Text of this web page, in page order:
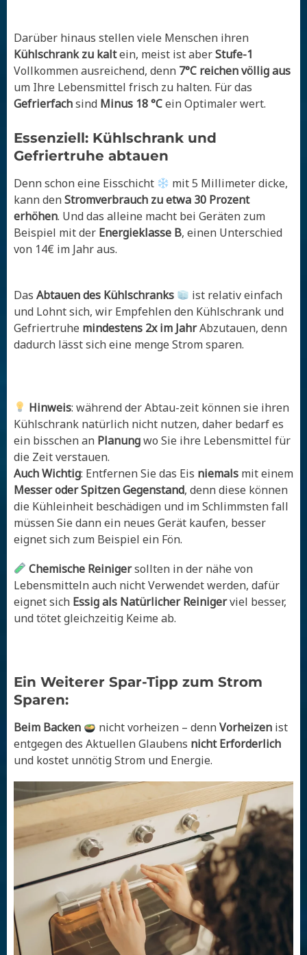
Darüber hinaus stellen viele Menschen ihren
Kühlschrank zu kaltein, meist ist aberStufe-1
Vollkommen ausreichend, denn 7°C reichen völlig aus
um Ihre Lebensmittel frisch zu halten. Für das
Gefrierfachsind Minus 18 °Cein Optimaler wert.
Essenziell: Kühlschrank und
Gefriertruhe abtauen
Denn schon eine Eisschicht
mit 5 Millimeter dicke,
kann denStromverbrauch zu etwa 30 Prozent
erhöhen. Und das alleine macht bei Geräten zum
Beispiel mit der Energieklasse B, einen Unterschied
von 14€ im Jahr aus.
Das Abtauendes Kühlschranks
ist relativ einfach
und Lohnt sich, wir Empfehlen den Kühlschrank und
Gefriertruhe mindestens 2x im JahrAbzutauen, denn
dadurch lässt sich eine menge Strom sparen.
Hinweis: während der Abtau-zeit können sie ihren
Kühlschrank natürlich nicht nutzen, daher bedarf es
ein bisschen an Planungwo Sie ihre Lebensmittel für
die Zeit verstauen.
Auch Wichtig: Entfernen Sie das Eis niemals mit einem
Messer oder Spitzen Gegenstand, denn diese können
die Kühleinheit beschädigen und im Schlimmsten fall
müssen Sie dann ein neues Gerät kaufen, besser
eignet sich zum Beispiel ein Fön.
Chemische Reinigersollten in der nähe von
Lebensmitteln auch nicht Verwendet werden, dafür
eignet sich Essig als Natürlicher Reinigerviel besser,
und tötet gleichzeitig Keime ab.
Ein Weiterer Spar-Tipp zum Strom
Sparen:
Beim Backen nicht vorheizen – dennVorheizen ist
entgegen des Aktuellen Glaubens nicht Erforderlich
und kostet unnötig Strom und Energie.